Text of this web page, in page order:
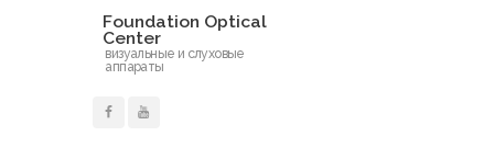
Foundation Optical
Center
визуальные и слуховые
аппараты